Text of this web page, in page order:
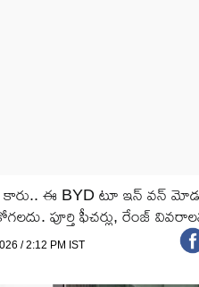
ఈ BYD టూ ఇన్ వన్
పూర్తి ఫీచర్లు, రేంజ్
/ 2:12 PM IST